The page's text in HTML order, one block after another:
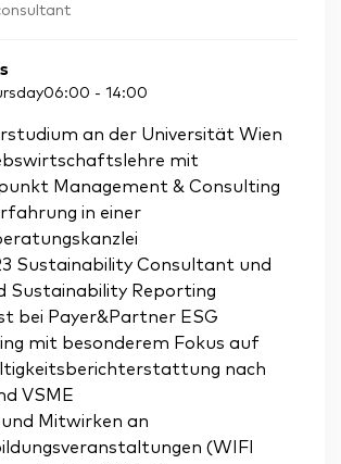
06:00 - 14:00
an der Universität Wien
mit
Management & Consulting
in einer
Sustainability Consultant und
Sustainability Reporting
bei Payer&Partner ESG
mit besonderem Fokus auf
nach
VSME
Mitwirken an
(WIFI